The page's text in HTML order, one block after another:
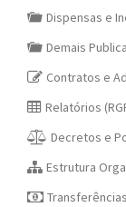
Dispensas e
Demais
Contratos e
Relatórios
Decretos e
Estrutura